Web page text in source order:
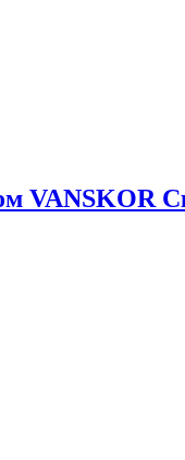
VANSKOR